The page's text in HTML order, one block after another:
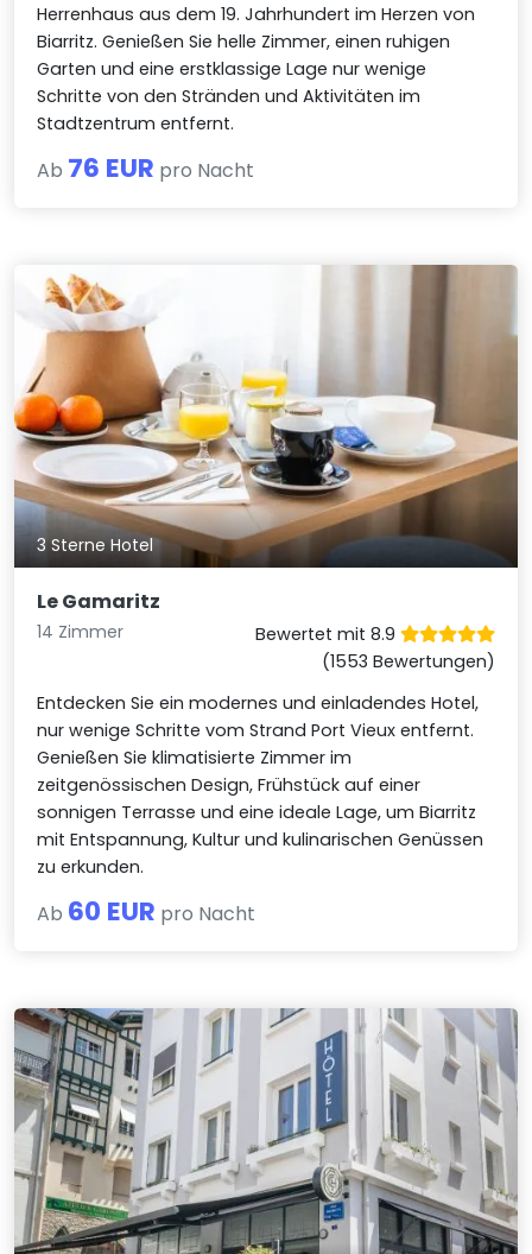
Herrenhaus aus dem 19. Jahrhundert im Herzen von
Biarritz. Genießen Sie helle Zimmer, einen ruhigen
Garten und eine erstklassige Lage nur wenige
Schritte von den Stränden und Aktivitäten im
Stadtzentrum entfernt.
Ab 76 EUR pro Nacht
3 Sterne Hotel
Le Gamaritz
14 Zimmer
Bewertet mit 8.9
(1553 Bewertungen)
Entdecken Sie ein modernes und einladendes Hotel,
nur wenige Schritte vom Strand Port Vieux entfernt.
Genießen Sie klimatisierte Zimmer im
zeitgenössischen Design, Frühstück auf einer
sonnigen Terrasse und eine ideale Lage, um Biarritz
mit Entspannung, Kultur und kulinarischen Genüssen
zu erkunden.
Ab 60 EUR pro Nacht